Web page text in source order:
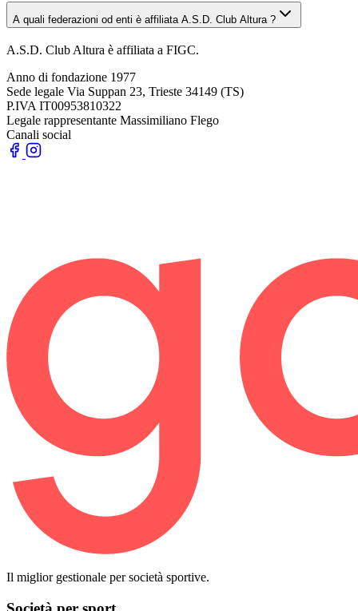
A quali federazioni od enti è affiliata A.S.D. Club Altura ?
A.S.D. Club Altura è affiliata a FIGC.
Anno di fondazione 1977
Sede legale Via Suppan 23, Trieste 34149 (TS)
P.IVA IT00953810322
Legale rappresentante Massimiliano Flego
Canali social
Il miglior gestionale per società sportive.